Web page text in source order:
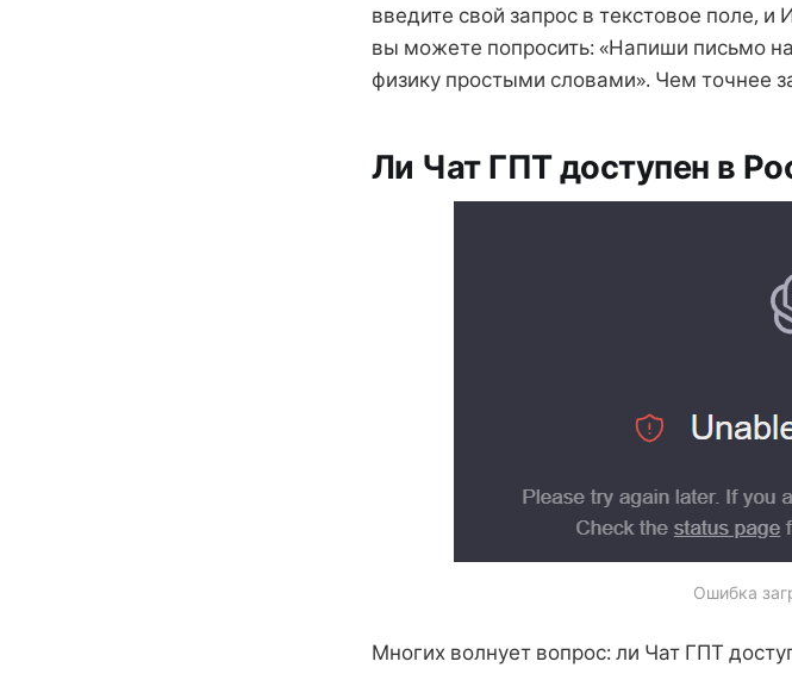
введите свой запрос в текстовое поле,
вы можете попросить: «Напиши письмо
физику простыми словами». Чем точнее
Ли Чат ГПТ доступен в
Ошибка
Многих волнует вопрос: ли Чат ГПТ